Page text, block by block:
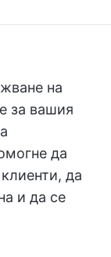
на
за вашия
да
да
и да се